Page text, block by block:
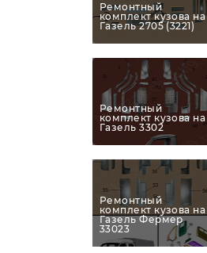
Ремонтный
комплект кузова на
Газель 2705 (3221)
Ремонтный
комплект кузова на
Газель 3302
Ремонтный
комплект кузова на
Газель Фермер
33023